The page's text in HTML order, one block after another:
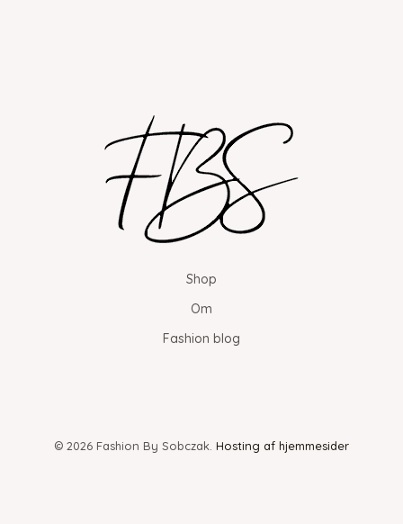
Shop
Om
Fashion blog
© 2026 Fashion By Sobczak. Hosting af hjemmesider